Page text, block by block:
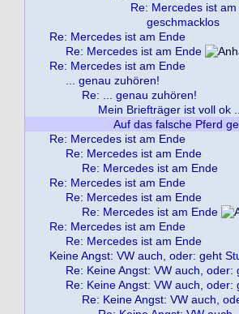
Re: Mercedes ist
geschmacklos
Re: Mercedes ist am Ende
Re: Mercedes ist am Ende
Re: Mercedes ist am Ende
... genau zuhören!
Re: ... genau zuhören!
Mein Briefträger ist voll ok ...
Auf das falsche Pferd
Re: Mercedes ist am Ende
Re: Mercedes ist am Ende
Re: Mercedes ist am Ende
Re: Mercedes ist am Ende
Re: Mercedes ist am Ende
Re: Mercedes ist am Ende
Re: Mercedes ist am Ende
Re: Mercedes ist am Ende
Keine Angst: VW auch, oder: geht
Re: Keine Angst: VW auch,
Re: Keine Angst: VW auch,
Re: Keine Angst: VW auch,